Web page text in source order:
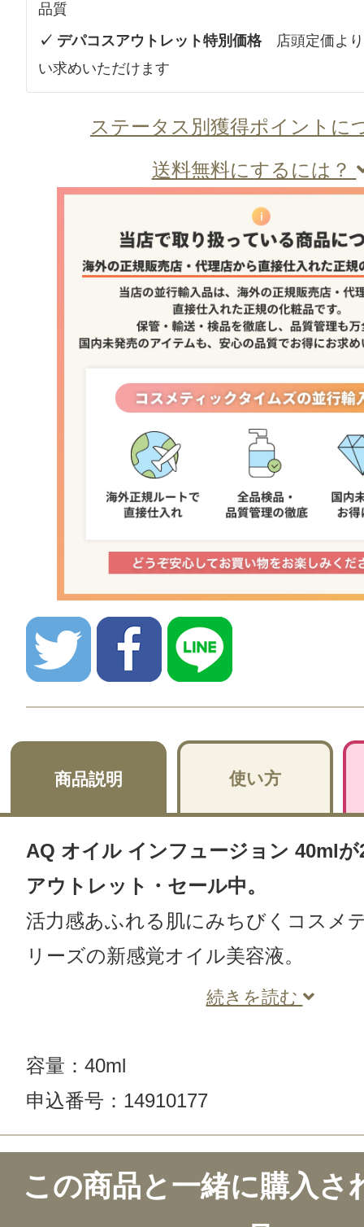
品質
✓ デパコスアウトレット特別価格店頭定価より
い求めいただけます
ステータス別獲得ポイントに
送料無料にするには？
商品説明 使い方
AQ オイル インフュージョン 40mlが
アウトレット・セール中。
活力感あふれる肌にみちびくコスメ
リーズの新感覚オイル美容液。
続きを読む
容量：40ml
申込番号：14910177
この商品のクチコミ
2件のレビュー
この商品と一緒に購入さ